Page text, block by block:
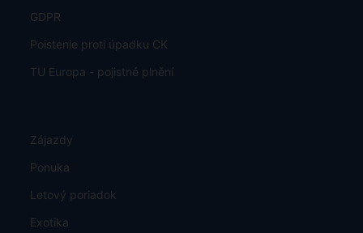
GDPR
Poistenie proti úpadku CK
TU Europa - pojistné plnění
Zájazdy
Ponuka
Letový poriadok
Exotika